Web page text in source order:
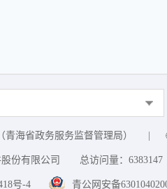
海省政务服务监督管理局）
份有限公司 总访问量： 6383147
号-4 青公网安备